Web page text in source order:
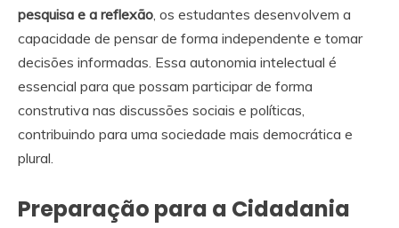
pesquisa e a reflexão , os estudantes desenvolvem a
capacidade de pensar de forma independente e tomar
decisões informadas. Essa autonomia intelectual é
essencial para que possam participar de forma
construtiva nas discussões sociais e políticas,
contribuindo para uma sociedade mais democrática e
plural.
Preparação para a Cidadania